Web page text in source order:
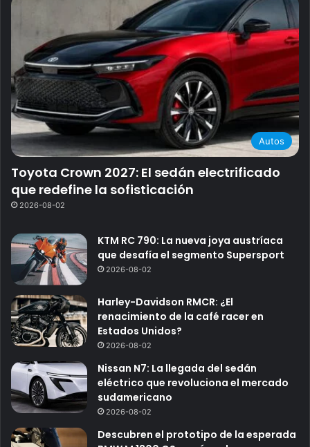
Autos
Toyota Crown 2027: El sedán electrificado
que redefine la sofisticación
2026-08-02
KTM RC 790: La nueva joya austríaca
que desafía el segmento Supersport
2026-08-02
Harley-Davidson RMCR: ¿El
renacimiento de la café racer en
Estados Unidos?
2026-08-02
Nissan N7: La llegada del sedán
eléctrico que revoluciona el mercado
sudamericano
2026-08-02
Descubren el prototipo de la esperada